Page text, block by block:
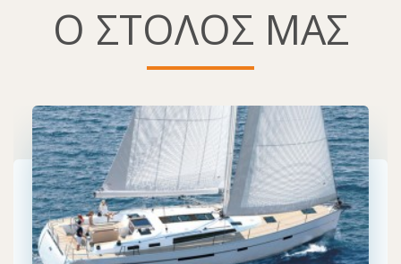
Ο ΣΤΟΛΟΣ ΜΑΣ